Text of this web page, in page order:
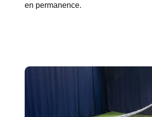
en permanence.